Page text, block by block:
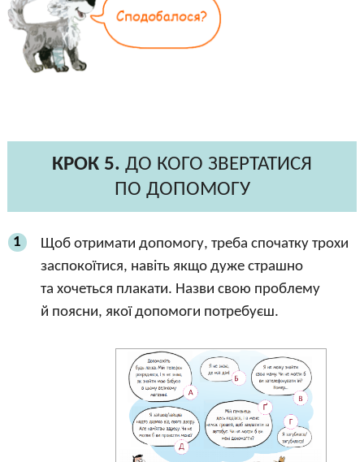
КРОК 5. ДО КОГО ЗВЕРТАТИСЯ
ПО ДОПОМОГУ
1
Щоб отримати допомогу, треба спочатку трохи
заспокоїтися, навіть якщо дуже страшно
та хочеться плакати. Назви свою проблему
й поясни, якої допомоги потребуєш.